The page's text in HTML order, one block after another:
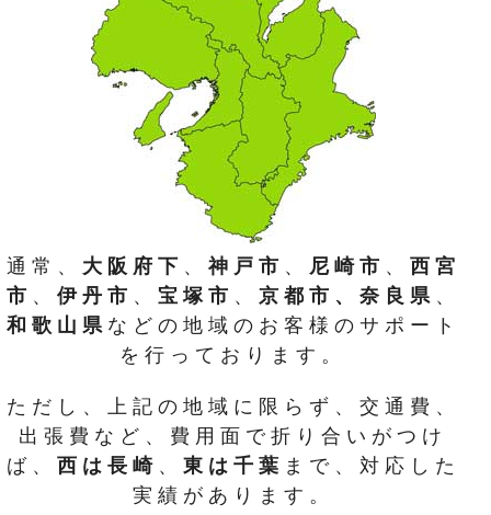
通常、 大阪府下 、 神戸市 、 尼崎市 、 西宮
市 、 伊丹市 、 宝塚市 、 京都市、奈良県 、
和歌山県 などの地域のお客様のサポート
を行っております。
ただし、上記の地域に限らず、交通費、
出張費など、費用面で折り合いがつけ
ば、 西は長崎 、 東は千葉 まで、対応した
実績があります。